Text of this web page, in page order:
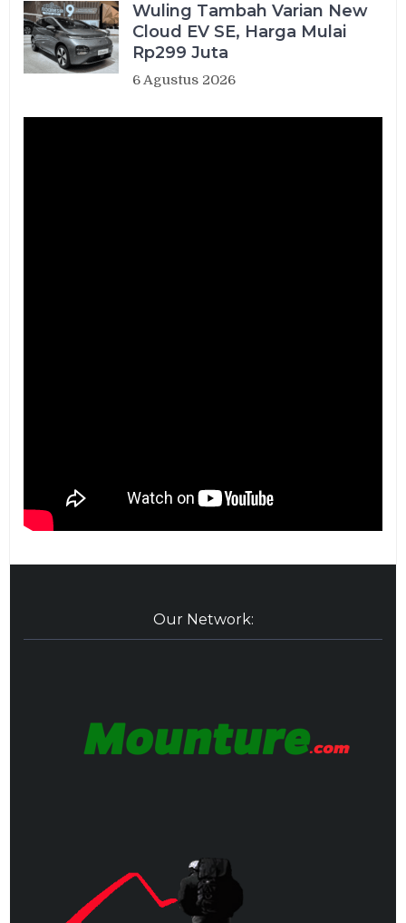
Wuling Tambah Varian New
Cloud EV SE, Harga Mulai
Rp299 Juta
6 Agustus 2026
Our Network: